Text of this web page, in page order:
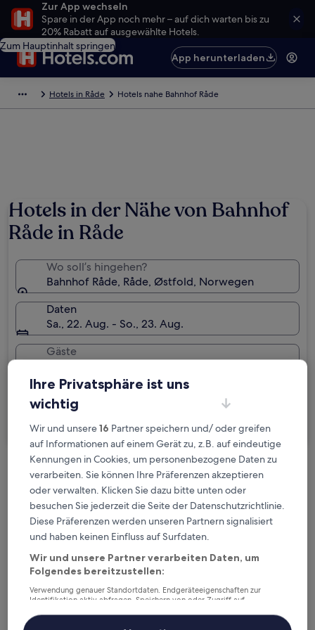
Zur App wechseln
Spare in der App noch mehr – auf dich warten bis zu
20% Rabatt auf ausgewählte Hotels.
Zum Hauptinhalt springen
App herunterladen
Hotels in Råde Hotels nahe Bahnhof Råde
Hotels in der Nähe von Bahnhof
Råde in Råde
Wo soll’s hingehen?
Bahnhof Råde, Råde, Østfold, Norwegen
Daten
Sa., 22. Aug. - So., 23. Aug.
Gäste
Ich reise geschäftlich
Suchen
Kostenlose Stornierung bei
Planänderungen
Verdiene Prämien für jede
wahrgenommene Übernachtung
Mehr sparen mit Preisen für Mitglieder
Ihre Privatsphäre ist uns
wichtig
Wir und unsere16 Partner speichern und/ oder greifen
auf Informationen auf einem Gerät zu, z.B. auf eindeutige
Kennungen in Cookies, um personenbezogene Daten zu
verarbeiten. Sie können Ihre Präferenzen akzeptieren
oder verwalten. Klicken Sie dazu bitte unten oder
besuchen Sie jederzeit die Seite der Datenschutzrichtlinie.
Diese Präferenzen werden unseren Partnern signalisiert
und haben keinen Einfluss auf Surfdaten.
Wir und unsere Partner verarbeiten Daten, um
Folgendes bereitzustellen:
Verwendung genauer Standortdaten. Endgeräteeigenschaften zur
Identifikation aktiv abfragen. Speichern von oder Zugriff auf
Inhalte, Messung von Werbeleistung und der Performance von Inhalten,